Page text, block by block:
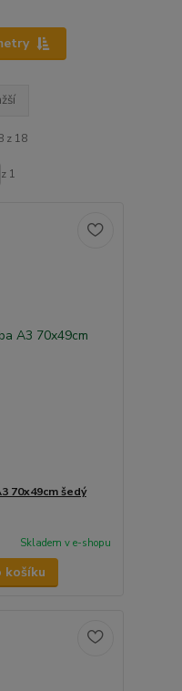
z 18
z 1
70x49cm šedý
Skladem v e-shopu
košíku